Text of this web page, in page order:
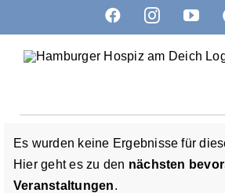
springen
FacebookInstagram
Hinweis
Es wurden keine Ergebnisse für
Hier geht es zu den nächsten
Veranstaltungen.